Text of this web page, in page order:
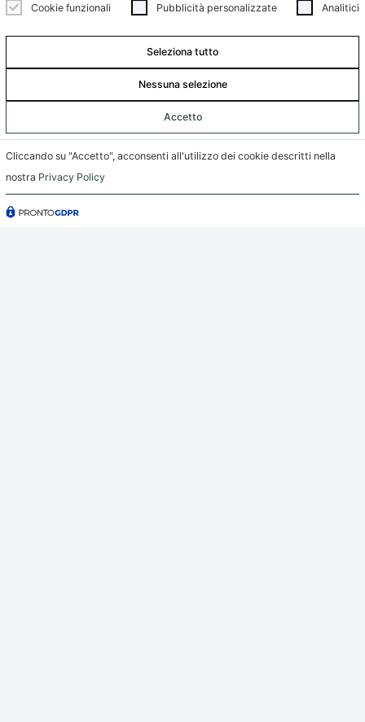
Cookie funzionali Pubblicità personalizzate Analitici
Seleziona tutto
Nessuna selezione
Accetto
Cliccando su "Accetto", acconsenti all'utilizzo dei cookie descritti nella
nostra Privacy Policy